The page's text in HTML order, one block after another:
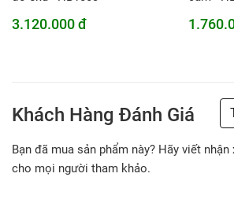
3.120.000 đ
Khách Hàng Đánh Giá
Bạn đã mua sản phẩm này? Hãy viết
cho mọi người tham khảo.